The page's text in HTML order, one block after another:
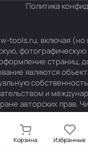
Корзина Избранные
Политика
tools.ru, включая (но
страниц,
являются
и
авторских прав.